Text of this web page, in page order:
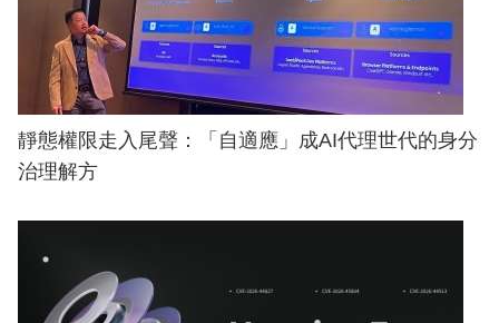
靜態權限走入尾聲：「自適應」成AI代理世代的身分
治理解方